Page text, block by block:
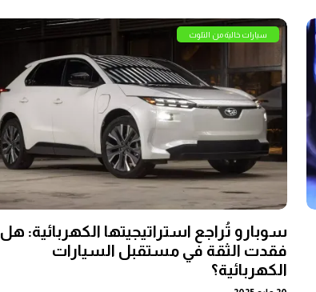
سيارات خالية من التلوث
سوبارو تُراجع استراتيجيتها الكهربائية: هل
فقدت الثقة في مستقبل السيارات
الكهربائية؟